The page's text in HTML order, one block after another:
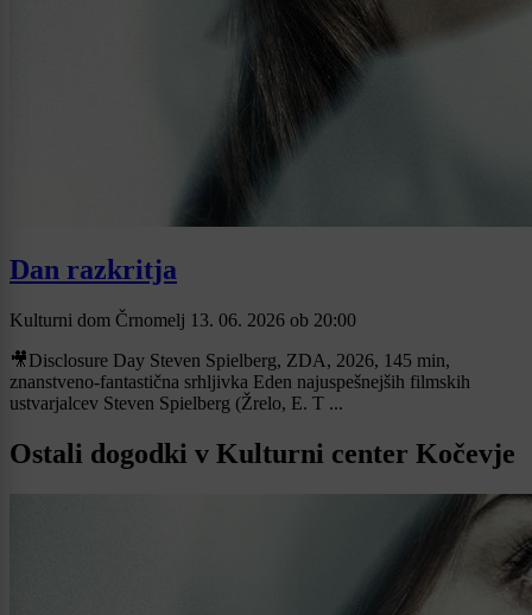
Dan razkritja
Kulturni dom Črnomelj 13. 06. 2026 ob 20:00
🎥Disclosure Day Steven Spielberg, ZDA, 2026, 145 min,
znanstveno-fantastična srhljivka Eden najuspešnejših filmskih
ustvarjalcev Steven Spielberg (Žrelo, E. T ...
Ostali dogodki v Kulturni center Kočevje